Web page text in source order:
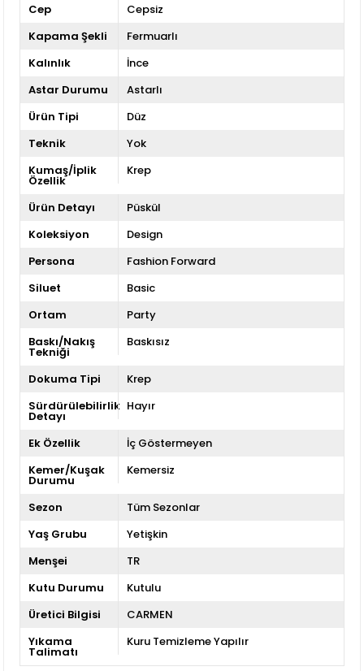
Cep
Cepsiz
Kapama Şekli
Fermuarlı
Kalınlık
İnce
Astar Durumu
Astarlı
Ürün Tipi
Düz
Teknik
Yok
Kumaş/İplik
Özellik
Krep
Ürün Detayı
Püskül
Koleksiyon
Design
Persona
Fashion Forward
Siluet
Basic
Ortam
Party
Baskı/Nakış
Tekniği
Baskısız
Dokuma Tipi
Krep
Sürdürülebilirlik
Detayı
Hayır
Ek Özellik
İç Göstermeyen
Kemer/Kuşak
Durumu
Kemersiz
Sezon
Tüm Sezonlar
Yaş Grubu
Yetişkin
Menşei
TR
Kutu Durumu
Kutulu
Üretici Bilgisi
CARMEN
Yıkama
Talimatı
Kuru Temizleme Yapılır